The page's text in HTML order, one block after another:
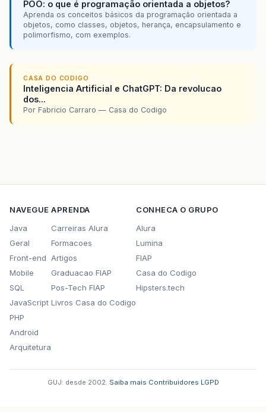
POO: o que é programação orientada a objetos?
Aprenda os conceitos básicos da programação orientada a
objetos, como classes, objetos, herança, encapsulamento e
polimorfismo, com exemplos.
CASA DO CODIGO
Inteligencia Artificial e ChatGPT: Da revolucao
dos...
Por Fabricio Carraro — Casa do Codigo
NAVEGUE
Java
Geral
Front-end
Mobile
SQL
JavaScript
PHP
Android
Arquitetura
APRENDA
Carreiras Alura
Formacoes
Artigos
Graduacao FIAP
Pos-Tech FIAP
Livros Casa do Codigo
CONHECA O GRUPO
Alura
Lumina
FIAP
Casa do Codigo
Hipsters.tech
GUJ: desde 2002. Saiba mais Contribuidores LGPD